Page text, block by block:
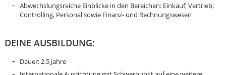
Abwechslungsreiche Einblicke in den Bereichen: Einkauf, Vertrieb,
Controlling, Personal sowie Finanz- und Rechnungswesen
DEINE AUSBILDUNG:
Dauer: 2,5 Jahre